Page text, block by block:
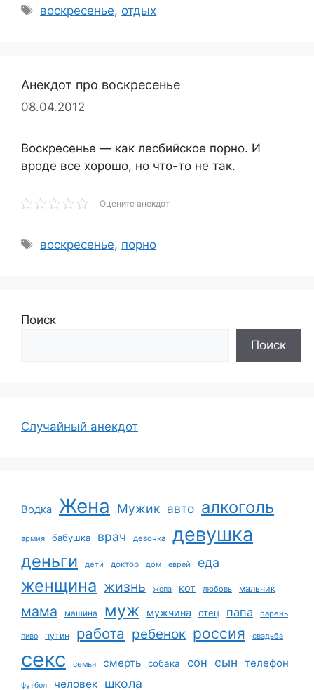
Метки
воскресенье, отдых
Анекдот про воскресенье
08.04.2012
Воскресенье — как лесбийское порно. И
вроде все хорошо, но что-то не так.
Оцените анекдот
Метки
воскресенье, порно
Поиск
Поиск
Случайный анекдот
Водка Жена Мужик авто алкоголь
армия бабушка врач девочка девушка
деньги дети доктор дом еврей еда
женщина жизнь жопа кот любовь мальчик
мама машина муж мужчина отец папа парень
пиво путин работа ребенок россия свадьба
секс семья смерть собака сон сын телефон
футбол человек школа